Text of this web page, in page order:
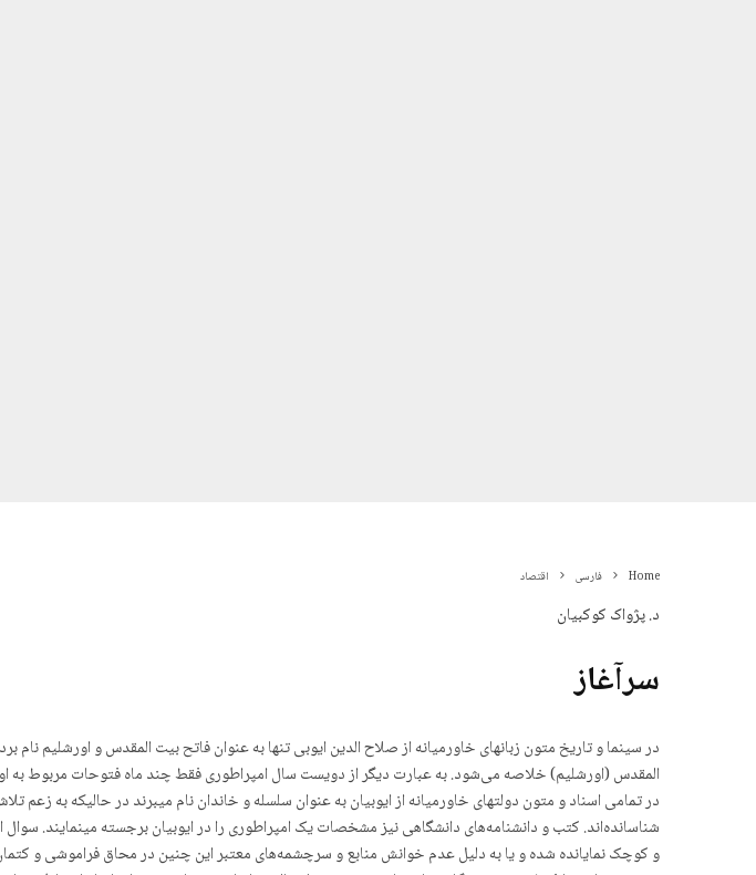
Home فارسی اقتصاد
د. پژواک کوکبیان
سرآغاز
در سینما و تاریخ متون زبانهای خاورمیانه از صلاح الدین ایوبی تنها به عنوان فاتح بیت المقدس و اورشلیم
المقدس (اورشلیم) خلاصه می‌شود. به عبارت دیگر از دویست سال امپراطوری فقط چند ماه فتوحات مربوط به
در تمامی اسناد و متون دولتهای خاورمیانه از ایوبیان به عنوان سلسله و خاندان نام میبرند در حالیکه به زعم
شناسانده‌اند. کتب و دانشنامەهای دانشگاهی نیز مشخصات یک امپراطوری را در ایوبیان برجسته مینمایند.
و کوچک نمایاندە شدە و یا به دلیل عدم خوانش منابع و سرچشمەهای معتبر این چنین در محاق فراموشی و